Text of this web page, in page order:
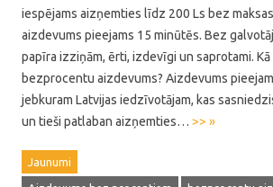
iespējams aizņemties līdz 200 Ls bez
aizdevums pieejams 15 minūtēs. Bez
papīra izziņām, ērti, izdevīgi un saprotami.
bezprocentu aizdevums? Aizdevums
jebkuram Latvijas iedzīvotājam, kas
un tieši patlaban aizņemties… >> »
Jaunumi